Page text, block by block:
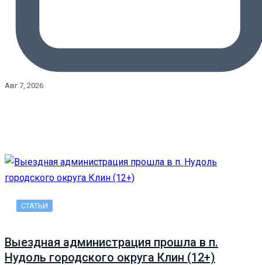
Авг 7, 2026
СТАТЬИ
Выездная администрация прошла в п.
Нудоль городского округа Клин (12+)